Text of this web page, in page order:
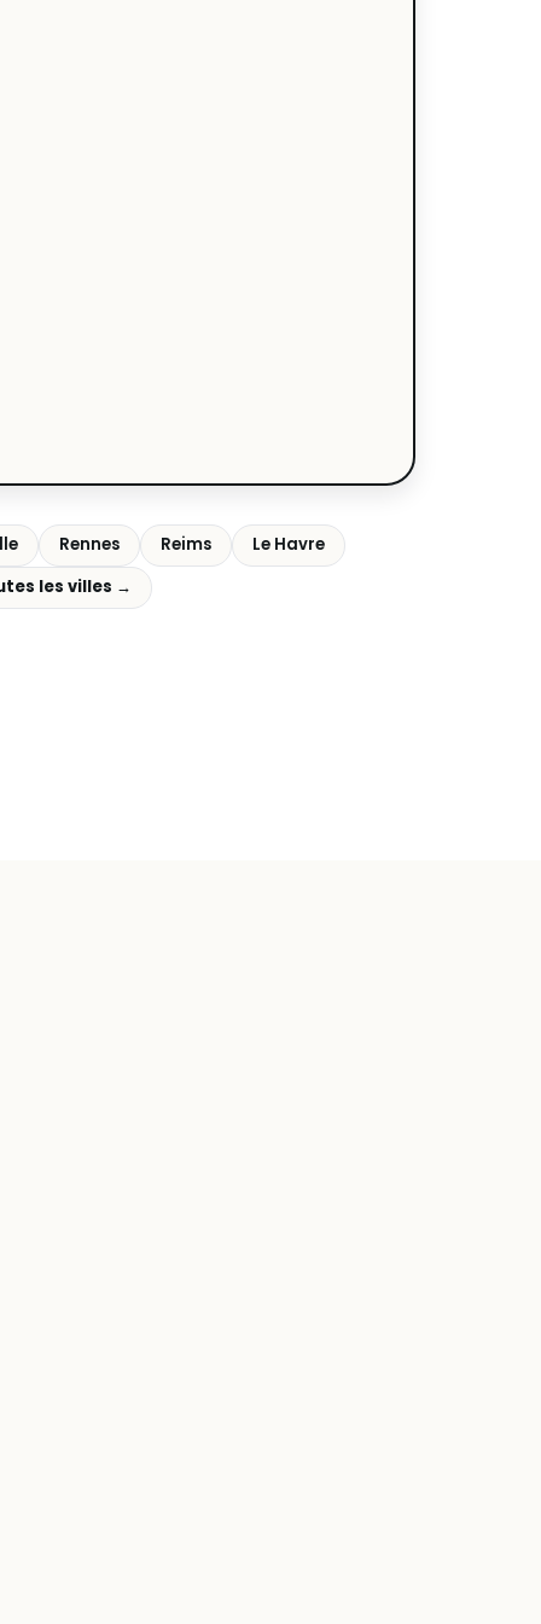
Rennes Reims
Le Havre
les villes →